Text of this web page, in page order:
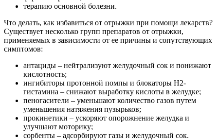
терапию основной болезни.
Что делать, как избавиться от отрыжки при помощи лекарств?
Существует несколько групп препаратов от отрыжки,
применяемых в зависимости от ее причины и сопутствующих
симптомов:
антациды – нейтрализуют желудочный сок и понижают
кислотность;
ингибиторы протонной помпы и блокаторы H2-
гистамина – снижают выработку кислоты в желудке;
пеногасители – уменьшают количество газов путем
уменьшения натяжения пузырьков;
прокинетики – ускоряют опорожнение желудка и
улучшают моторику;
сорбенты – адсорбируют газы и желудочный сок.